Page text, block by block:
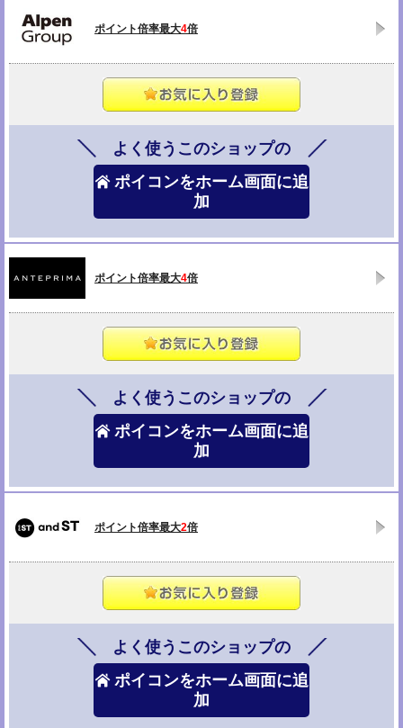
ポイント倍率最大4倍
よく使うこのショップの
ポイコンをホーム画面に追
加
ポイント倍率最大4倍
よく使うこのショップの
ポイコンをホーム画面に追
加
ポイント倍率最大2倍
よく使うこのショップの
ポイコンをホーム画面に追
加